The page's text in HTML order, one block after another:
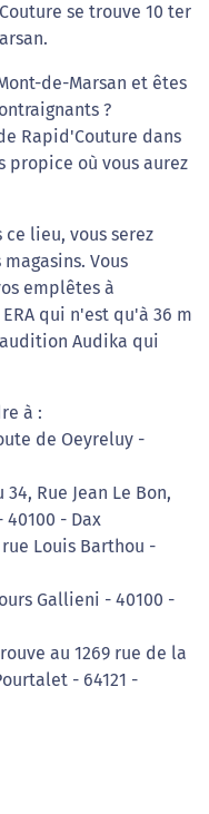
se trouve 10 ter
de-Marsan et êtes
?
Rapid'Couture dans
où vous aurez
lieu, vous serez
Vous
emplêtes à
qui n'est qu'à 36 m
Audika qui
à :
de Oeyreluy -
Rue Jean Le Bon,
- Dax
Louis Barthou -
Gallieni - 40100 -
au 1269 rue de la
- 64121 -